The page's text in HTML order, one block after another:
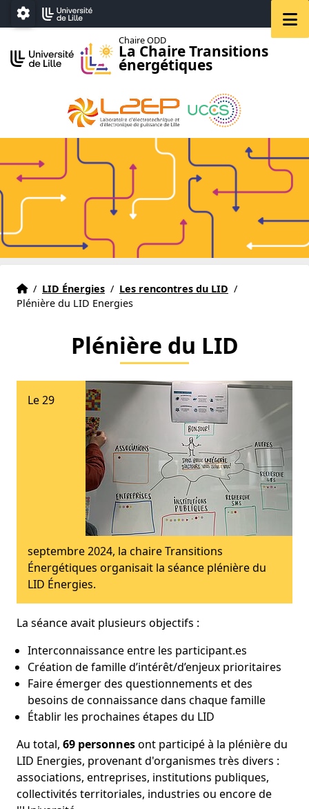
Accéder au menu principal
Accéder au contenu
Paramétrage
Chaire ODD
La Chaire Transitions
énergétiques
Accueil
Accueil
/ LID Énergies / Les rencontres du LID /
Plénière du LID Energies
Plénière du LID
Le 29
septembre 2024, la chaire Transitions
Énergétiques organisait la séance plénière du
LID Énergies.
La séance avait plusieurs objectifs :
Interconnaissance entre les participant.es
Création de famille d’intérêt/d’enjeux prioritaires
Faire émerger des questionnements et des
besoins de connaissance dans chaque famille
Établir les prochaines étapes du LID
Au total, 69 personnesont participé à la plénière du
LID Energies, provenant d'organismes très divers :
associations, entreprises, institutions publiques,
collectivités territoriales, industries ou encore de